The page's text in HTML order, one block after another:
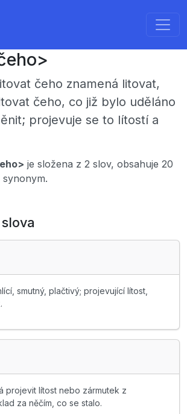
čeho znamená litovat,
čeho, co již bylo uděláno
projevuje se to lítostí a
je složena z 2 slov, obsahuje 20
smutný, plačtivý; projevující lítost,
projevit lítost nebo zármutek z
za něčím, co se stalo.